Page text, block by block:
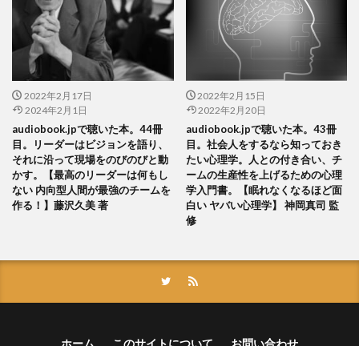
2022年2月17日
2024年2月1日
audiobook.jpで聴いた本。44冊
目。リーダーはビジョンを語り、
それに沿って現場をのびのびと動
かす。【最高のリーダーは何もし
ない 内向型人間が最強のチームを
作る！】藤沢久美 著
2022年2月15日
2022年2月20日
audiobook.jpで聴いた本。43冊
目。社会人をするなら知っておき
たい心理学。人との付き合い、チ
ームの生産性を上げるための心理
学入門書。【眠れなくなるほど面
白い ヤバい心理学】 神岡真司 監
修
ホーム このサイトについて お問い合わせ